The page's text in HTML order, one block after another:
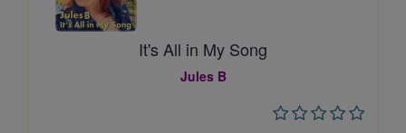
It's All in My Song
Jules B